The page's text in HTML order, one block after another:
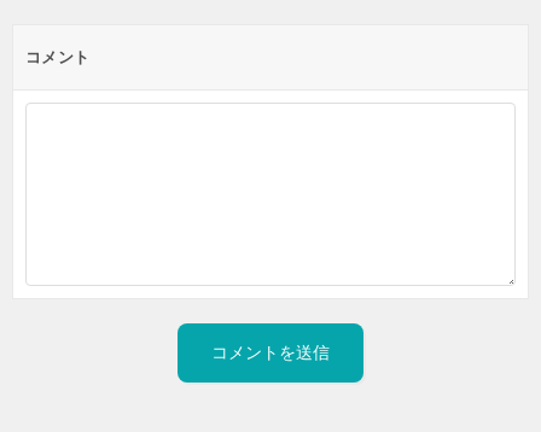
コメント